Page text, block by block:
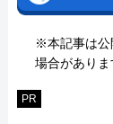
※本記事は公
場合がありま
PR